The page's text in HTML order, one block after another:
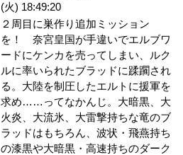
(火) 18:49:20
２周目に巣作り追加ミッション
を！ 奈宮皇国が手違いでエルブワ
ードにケンカを売ってしまい、ルク
ルに率いられたブラッドに蹂躙され
る。大陸を制圧したエルトに援軍を
求め……ってなかんじ。大暗黒、大
火炎、大流氷、大雷撃持ちな竜のブ
ラッドはもちろん、波状・飛燕持ち
の漆黒や大暗黒・高速持ちのダーク